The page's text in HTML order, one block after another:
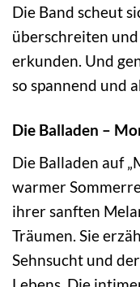
Die Band scheut
überschreiten
erkunden. Und
so spannend und
Die Balladen –
Die Balladen auf
warmer
ihrer sanften
Träumen. Sie
Sehnsucht und